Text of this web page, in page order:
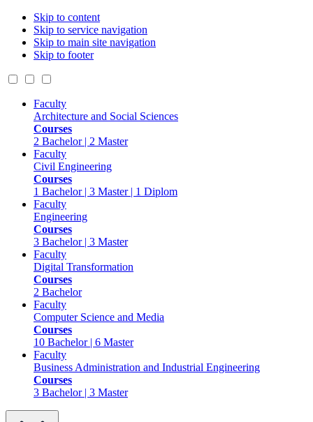
Skip to content
Skip to service navigation
Skip to main site navigation
Skip to footer
Faculty
Architecture and Social Sciences
Courses
2 Bachelor | 2 Master
Faculty
Civil Engineering
Courses
1 Bachelor | 3 Master | 1 Diplom
Faculty
Engineering
Courses
3 Bachelor | 3 Master
Faculty
Digital Transformation
Courses
2 Bachelor
Faculty
Computer Science and Media
Courses
10 Bachelor | 6 Master
Faculty
Business Administration and Industrial Engineering
Courses
3 Bachelor | 3 Master